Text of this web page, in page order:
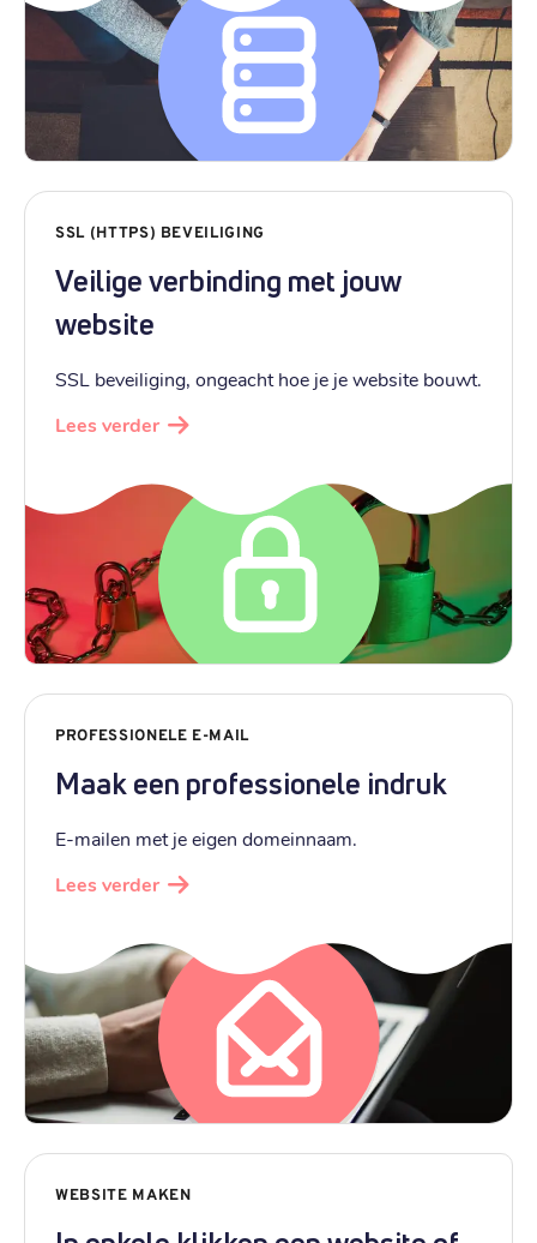
SSL (HTTPS) BEVEILIGING
Veilige verbinding met jouw
website
SSL beveiliging, ongeacht hoe je je website bouwt.
Lees verder
PROFESSIONELE E-MAIL
Maak een professionele indruk
E-mailen met je eigen domeinnaam.
Lees verder
WEBSITE MAKEN